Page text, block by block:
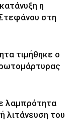
η
στη
τιμήθηκε ο
λαμπρότητα
λιτάνευση του